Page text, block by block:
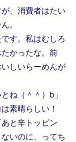
、消費者はたい
。
す。私はむしろ
かったな。前
しいらーめんが
ね（＾＾）b」
は素晴らしい！
と辛トッピン
いのに、ってち